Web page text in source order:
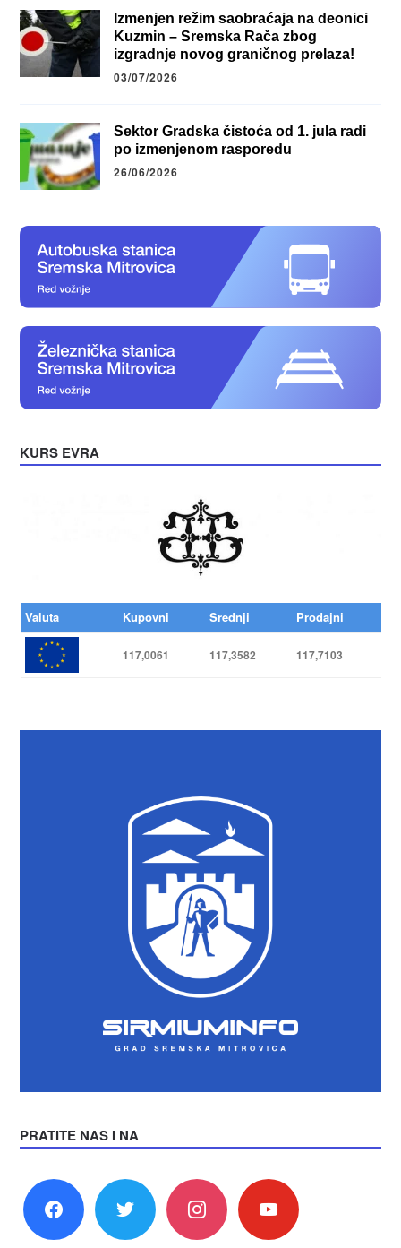
Izmenjen režim saobraćaja na deonici
Kuzmin – Sremska Rača zbog
izgradnje novog graničnog prelaza!
03/07/2026
Sektor Gradska čistoća od 1. jula radi
po izmenjenom rasporedu
26/06/2026
KURS EVRA
Valuta Kupovni Srednji Prodajni
117,0061 117,3582 117,7103
PRATITE NAS I NA
facebook twitter instagram youtube